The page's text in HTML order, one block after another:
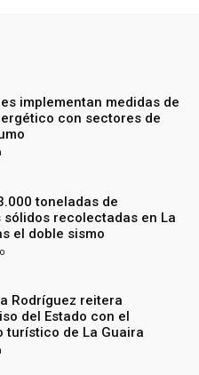
implementan medidas de
con sectores de
toneladas de
sólidos recolectadas en La
el doble sismo
Rodríguez reitera
del Estado con el
turístico de La Guaira